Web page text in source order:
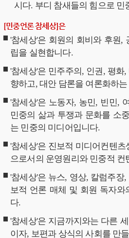
시다. 부디 참새들의 힘으로 민
[민중언론 참세상]은
'참세상'은 회원의 회비와 후원,
립을 실현합니다.
'참세상'은 민주주의, 인권, 평
향하고, 대안 담론을 여론화하
'참세상'은 노동자, 농민, 빈민,
민중의 삶과 투쟁과 문화를 소
는 민중의 미디어입니다.
'참세상'은 진보적 미디어컨텐
으로서의 운영원리와 민중적
'참세상'은 뉴스, 영상, 칼럼주
보적 언론 매체 및 회원 독자와
다.
'참세상'은 지금까지와는 다른
이자, 보편과 상식의 사회를 만